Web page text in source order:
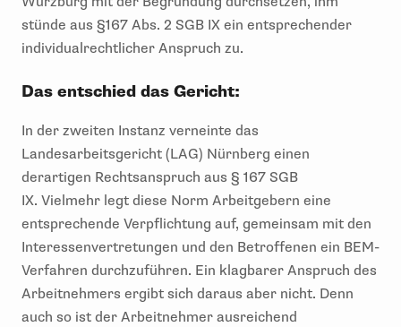
stünde aus §167 Abs. 2 SGB IX ein entsprechender
individualrechtlicher Anspruch zu.
Das entschied das Gericht:
In der zweiten Instanz verneinte das
Landesarbeitsgericht (LAG) Nürnberg einen
derartigen Rechtsanspruch aus § 167 SGB
IX. Vielmehr legt diese Norm Arbeitgebern eine
entsprechende Verpflichtung auf, gemeinsam mit den
Interessenvertretungen und den Betroffenen ein BEM-
Verfahren durchzuführen. Ein klagbarer Anspruch des
Arbeitnehmers ergibt sich daraus aber nicht. Denn
auch so ist der Arbeitnehmer ausreichend